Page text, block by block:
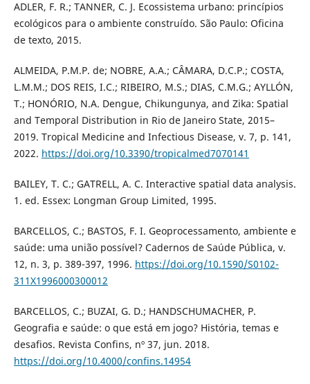
ADLER, F. R.; TANNER, C. J. Ecossistema urbano: princípios
ecológicos para o ambiente construído. São Paulo: Oficina
de texto, 2015.
ALMEIDA, P.M.P. de; NOBRE, A.A.; CÂMARA, D.C.P.; COSTA,
L.M.M.; DOS REIS, I.C.; RIBEIRO, M.S.; DIAS, C.M.G.; AYLLÓN,
T.; HONÓRIO, N.A. Dengue, Chikungunya, and Zika: Spatial
and Temporal Distribution in Rio de Janeiro State, 2015–
2019. Tropical Medicine and Infectious Disease, v. 7, p. 141,
2022. https://doi.org/10.3390/tropicalmed7070141
BAILEY, T. C.; GATRELL, A. C. Interactive spatial data analysis.
1. ed. Essex: Longman Group Limited, 1995.
BARCELLOS, C.; BASTOS, F. I. Geoprocessamento, ambiente e
saúde: uma união possível? Cadernos de Saúde Pública, v.
12, n. 3, p. 389-397, 1996. https://doi.org/10.1590/S0102-
311X1996000300012
BARCELLOS, C.; BUZAI, G. D.; HANDSCHUMACHER, P.
Geografia e saúde: o que está em jogo? História, temas e
desafios. Revista Confins, nº 37, jun. 2018.
https://doi.org/10.4000/confins.14954